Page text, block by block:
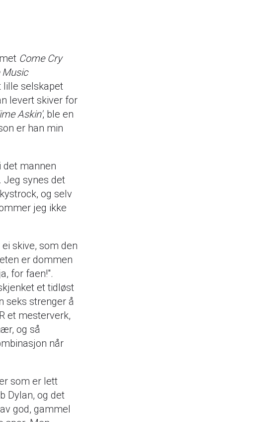
Come Cry
Music
selskapet
levert skiver for
Askin', ble en
er han min
det mannen
Jeg synes det
og selv
jeg ikke
skive, som den
er dommen
for faen!".
et tidløst
seks strenger å
et mesterverk,
og så
når
som er lett
Dylan, og det
god, gammel